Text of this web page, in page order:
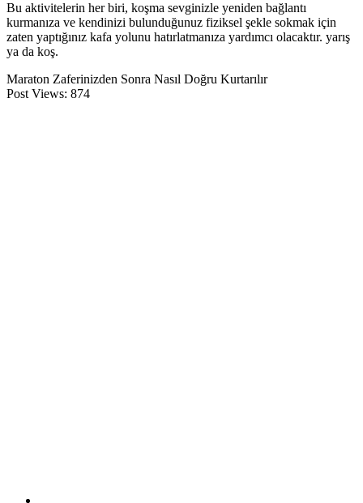
Bu aktivitelerin her biri, koşma sevginizle yeniden bağlantı
kurmanıza ve kendinizi bulunduğunuz fiziksel şekle sokmak için
zaten yaptığınız kafa yolunu hatırlatmanıza yardımcı olacaktır. yarış
ya da koş.
Maraton Zaferinizden Sonra Nasıl Doğru Kurtarılır
Post Views: 874